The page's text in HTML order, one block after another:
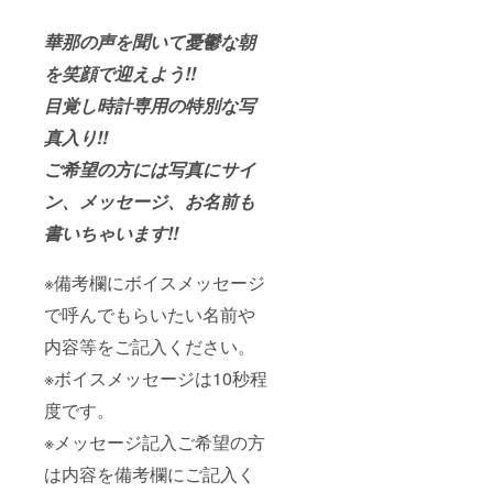
華那の声を聞いて憂鬱な朝
を笑顔で迎えよう!!
目覚し時計専用の特別な写
真入り!!
ご希望の方には写真にサイ
ン、メッセージ、お名前も
書いちゃいます!!
※備考欄にボイスメッセージ
で呼んでもらいたい名前や
内容等をご記入ください。
※ボイスメッセージは10秒程
度です。
※メッセージ記入ご希望の方
は内容を備考欄にご記入く